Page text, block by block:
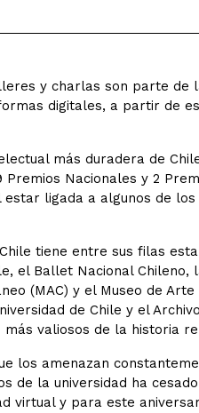
y charlas son parte de
digitales, a partir de
más duradera de
Nacionales y 2
ligada a algunos de los
tiene entre sus filas
el Ballet Nacional Chileno,
(MAC) y el Museo de
de Chile y el
valiosos de la historia
los amenazan
de la universidad ha
virtual y para este